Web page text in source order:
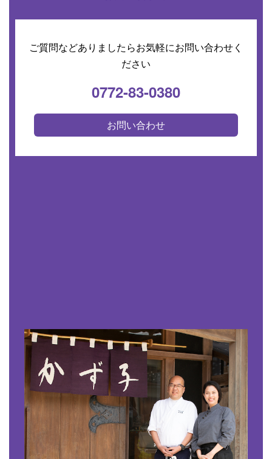
ご質問などありましたらお気軽にお問い合わせく
ださい
0772-83-0380
お問い合わせ